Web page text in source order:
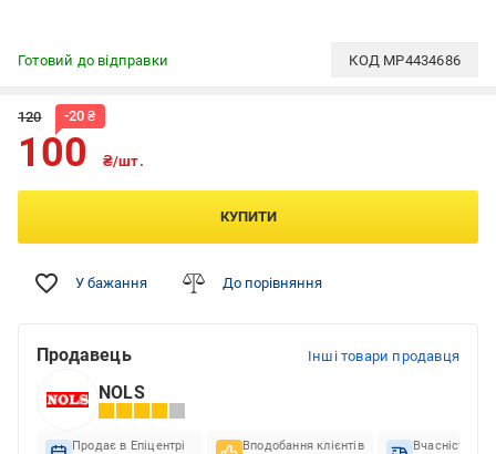
Готовий до відправки КОД MP4434686
120 -20 ₴
100 ₴/шт.
КУПИТИ
У бажання До порівняння
Продавець Інші товари продавця
NOLS
Продає в Епіцентрі Вподобання клієнтів Вчасність